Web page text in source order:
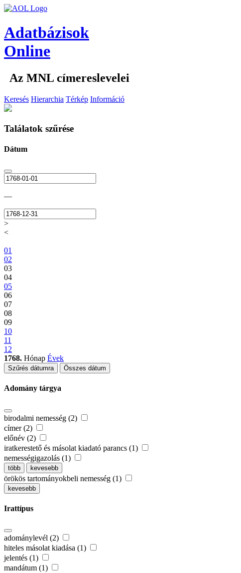
Adatbázisok
Online
Az MNL címereslevelei
Keresés Hierarchia Térkép Információ
Találatok szűrése
Dátum
—
>
<
01
02
03
04
05
06
07
08
09
10
11
12
1768. Hónap Évek
Szűrés dátumra Összes dátum
Adomány tárgya
birodalmi nemesség (2)
címer (2)
előnév (2)
iratkerestető és másolat kiadató parancs (1)
nemességigazolás (1)
több kevesebb
örökös tartományokbeli nemesség (1)
kevesebb
Irattípus
adománylevél (2)
hiteles másolat kiadása (1)
jelentés (1)
mandátum (1)